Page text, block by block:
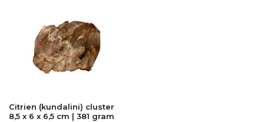
Citrien (kundalini) cluster
8,5 x 6 x 6,5 cm | 381 gram